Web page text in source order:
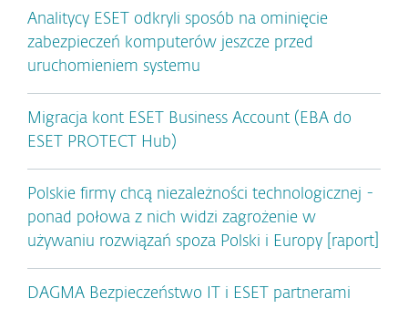
Analitycy ESET odkryli sposób na ominięcie
zabezpieczeń komputerów jeszcze przed
uruchomieniem systemu
Migracja kont ESET Business Account (EBA do
ESET PROTECT Hub)
Polskie firmy chcą niezależności technologicznej -
ponad połowa z nich widzi zagrożenie w
używaniu rozwiązań spoza Polski i Europy [raport]
DAGMA Bezpieczeństwo IT i ESET partnerami